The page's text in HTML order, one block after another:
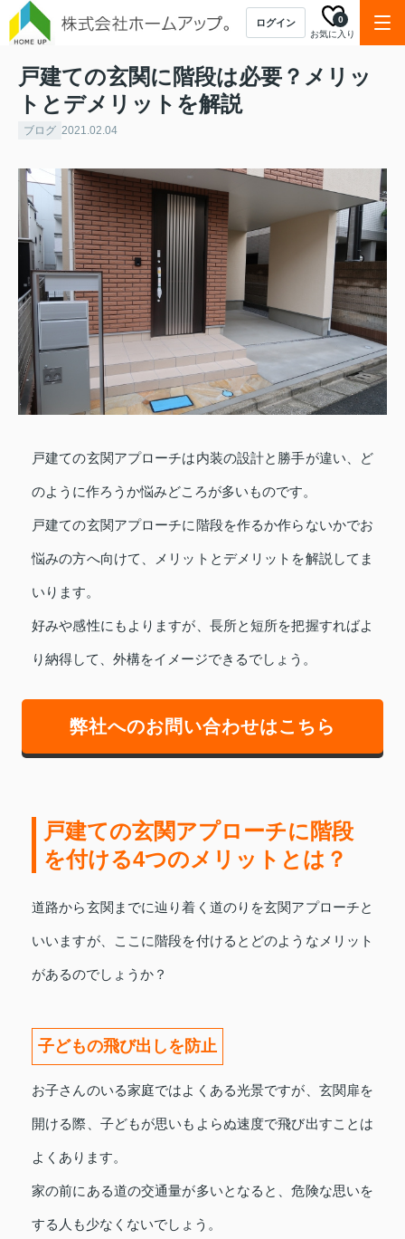
ログイン
お気に入り
0
戸建ての玄関に階段は必要？メリッ
トとデメリットを解説
ブログ 2021.02.04
戸建ての玄関アプローチは内装の設計と勝手が違い、ど
のように作ろうか悩みどころが多いものです。
戸建ての玄関アプローチに階段を作るか作らないかでお
悩みの方へ向けて、メリットとデメリットを解説してま
いります。
好みや感性にもよりますが、長所と短所を把握すればよ
り納得して、外構をイメージできるでしょう。
弊社へのお問い合わせはこちら
戸建ての玄関アプローチに階段
を付ける4つのメリットとは？
道路から玄関までに辿り着く道のりを玄関アプローチと
いいますが、ここに階段を付けるとどのようなメリット
があるのでしょうか？
子どもの飛び出しを防止
お子さんのいる家庭ではよくある光景ですが、玄関扉を
開ける際、子どもが思いもよらぬ速度で飛び出すことは
よくあります。
家の前にある道の交通量が多いとなると、危険な思いを
する人も少なくないでしょう。